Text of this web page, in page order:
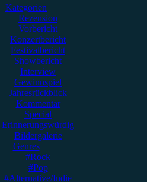
Kategorien
Rezension
Vorbericht
Konzertbericht
Festivalbericht
Showbericht
Interview
Gewinnspiel
Jahresrückblick
Kommentar
Special
Erinnerungswürdig
Bildergalerie
Genres
#Rock
#Pop
#Alternative/Indie